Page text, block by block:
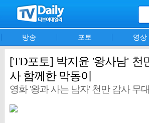
방송 포토 영상
[TD포토] 박지윤 '왕사남' 천
사 함께한 막동이
영화 '왕과 사는 남자' 천만 감사 무